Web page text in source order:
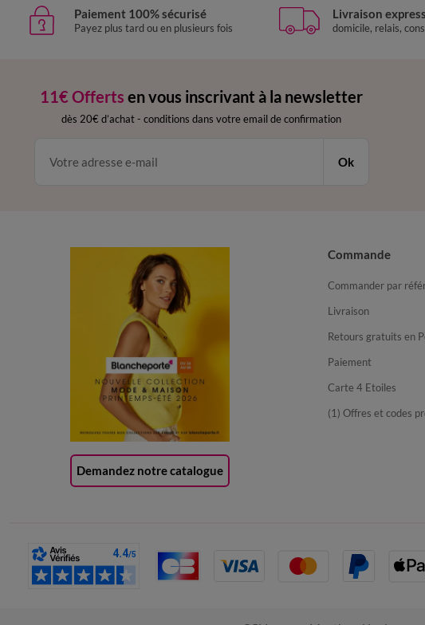
Paiement 100% sécurisé
Payez plus tard ou en plusieurs fois
Livraison express
domicile, relais,
11€ Offerts en vous inscrivant à la newsletter
dès 20€ d’achat - conditions dans votre email de confirmation
Ok
Demandez notre catalogue
Commande
Commander par
Livraison
Retours gratuits en
Paiement
Carte 4 Etoiles
(1) Offres et codes